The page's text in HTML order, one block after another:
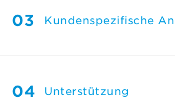
Kundenspezifische
Unterstützung